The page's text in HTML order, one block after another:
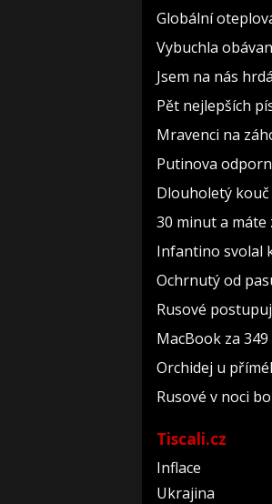
Globální
Vybuchla
Jsem na nás
Pět nejlepších
Mravenci na
Putinova
Dlouholetý
30 minut a
Infantino svolal
Ochrnutý od
Rusové
MacBook za
Orchidej u
Rusové v noci
Tiscali.cz
Inflace
Ukrajina